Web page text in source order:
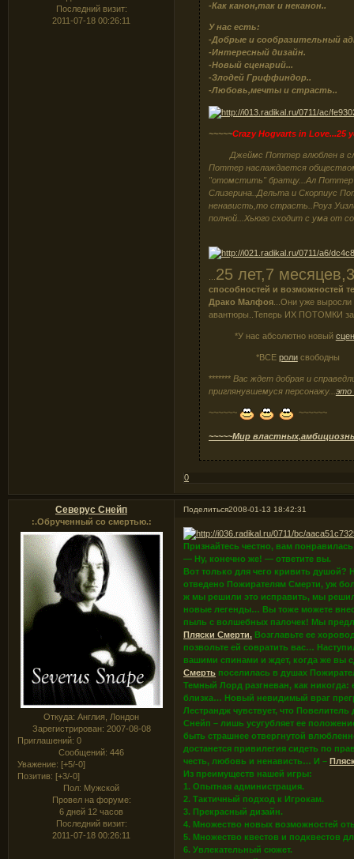
Последний визит:
2011-07-18 00:26:11
-Как канон,так и неканон..
У нас есть:
-Добрые и сообразительный
-Интересный дизайн.
-Новый сценарий...
-Злодей Гриффиндор..
-Любовь,мечты и страсть..
~~~~~Crazy Hogvarts in Love...25
Джеймс Поттер влюблен в
Поттер наслаждается
"отомстить" братцу...Ал Поттер
Слизерина..Дельта и Скорпиус
ненависть,то страсть..Роуз
полной...Хьюго сходит с ума от
25 лет,7
способностей и возможностей
Драко Малфоя...Они уже выросли
авантюры..Теперь ИХ ПОТОМКИ
*У нас абсолютно новый
*ВСЕ ролисвободны
******* Вас ждет добрая и
приглянувшемуся персонажу... это
~~~~~~ ~~~~~~
~~~~~Мир
0
Поделиться2008-01-13 18:42:31
Северус Снейп
:.Обрученный со смертью.:
Откуда: Англия, Лондон
Зарегистрирован: 2007-08-08
Приглашений: 0
Сообщений: 446
Уважение: [+5/-0]
Позитив: [+3/-0]
Пол: Мужской
Провел на форуме:
6 дней 12 часов
Последний визит:
2011-07-18 00:26:11
Признайтесь честно, вам
— Ну, конечно же! — ответите вы.
Вот только для чего кривить душой?
отведено Пожирателям Смерти, уж
ж мы решили это исправить, мы
новые легенды… Вы тоже можете
пыль с волшебных палочек! Мы
Пляски Смерти. Возглавьте ее
позвольте ей совратить вас…
вашими спинами и ждет, когда же вы
Смерть поселилась в душах
Темный Лорд разгневан, как никогда:
близка… Новый невидимый враг
Лестрандж чувствует, что
Снейп – лишь усугубляет ее
быть страшнее отвергнутой
достанется привилегия сидеть по
честь, любовь и ненависть… И –
Из преимуществ нашей игры:
1. Опытная администрация.
2. Тактичный подход к Игрокам.
3. Прекрасный дизайн.
4. Множество новых возможностей
5. Множество квестов и подквестов
6. Увлекательный сюжет.